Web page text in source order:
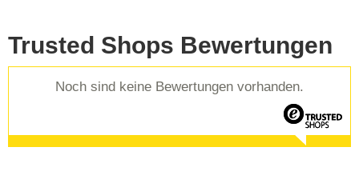
Trusted Shops Bewertungen
Noch sind keine Bewertungen vorhanden.